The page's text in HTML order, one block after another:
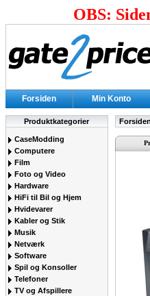
OBS:
Forsiden Min Konto
Produktkategorier
CaseModding
Computere
Film
Foto og Video
Hardware
HiFi til Bil og Hjem
Hvidevarer
Kabler og Stik
Musik
Netværk
Software
Spil og Konsoller
Telefoner
TV og Afspillere
Forsiden